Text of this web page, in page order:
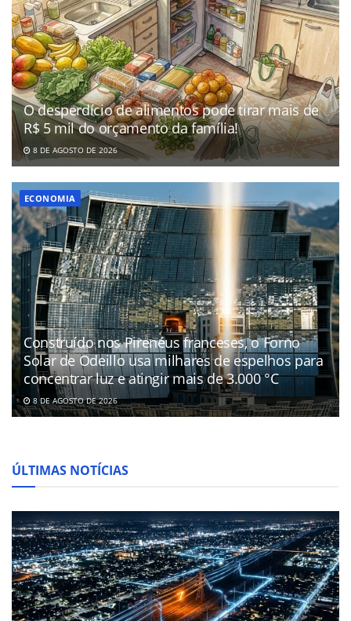
O desperdício de alimentos pode tirar mais de
R$ 5 mil do orçamento da família!
8 DE AGOSTO DE 2026
ECONOMIA
Construído nos Pirenéus franceses, o Forno
Solar de Odeillo usa milhares de espelhos para
concentrar luz e atingir mais de 3.000 °C
8 DE AGOSTO DE 2026
ÚLTIMAS NOTÍCIAS